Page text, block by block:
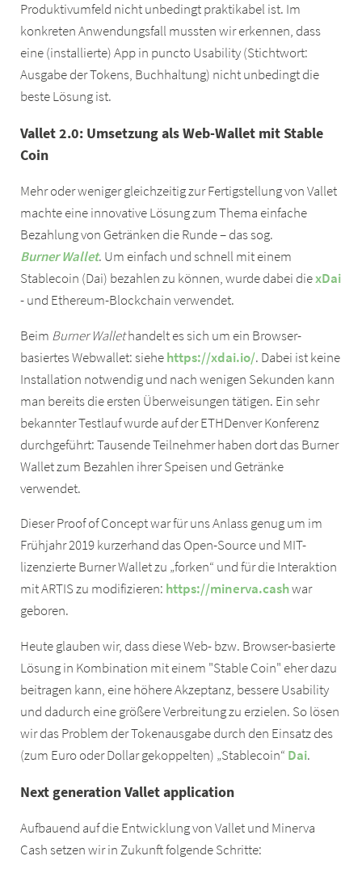
Produktivumfeld nicht unbedingt praktikabel ist. Im
konkreten Anwendungsfall mussten wir erkennen, dass
eine (installierte) App in puncto Usability (Stichtwort:
Ausgabe der Tokens, Buchhaltung) nicht unbedingt die
beste Lösung ist.
Vallet 2.0: Umsetzung als Web-Wallet mit Stable
Coin
Mehr oder weniger gleichzeitig zur Fertigstellung von Vallet
machte eine innovative Lösung zum Thema einfache
Bezahlung von Getränken die Runde – das sog.
Burner Wallet. Um einfach und schnell mit einem
Stablecoin (Dai) bezahlen zu können, wurde dabei diexDai
- und Ethereum-Blockchain verwendet.
Beim Burner Wallethandelt es sich um ein Browser-
basiertes Webwallet: siehehttps://xdai.io/. Dabei ist keine
Installation notwendig und nach wenigen Sekunden kann
man bereits die ersten Überweisungen tätigen. Ein sehr
bekannter Testlauf wurde auf der ETHDenver Konferenz
durchgeführt: Tausende Teilnehmer haben dort das Burner
Wallet zum Bezahlen ihrer Speisen und Getränke
verwendet.
Dieser Proof of Concept war für uns Anlass genug um im
Frühjahr 2019 kurzerhand das Open-Source und MIT-
lizenzierte Burner Wallet zu „forken“ und für die Interaktion
mit ARTIS zu modifizieren: https://minerva.cashwar
geboren.
Heute glauben wir, dass diese Web- bzw. Browser-basierte
Lösung in Kombination mit einem "Stable Coin" eher dazu
beitragen kann, eine höhere Akzeptanz, bessere Usability
und dadurch eine größere Verbreitung zu erzielen. So lösen
wir das Problem der Tokenausgabe durch den Einsatz des
(zum Euro oder Dollar gekoppelten) „Stablecoin“ Dai.
Next generation Vallet application
Aufbauend auf die Entwicklung von Vallet und Minerva
Cash setzen wir in Zukunft folgende Schritte: